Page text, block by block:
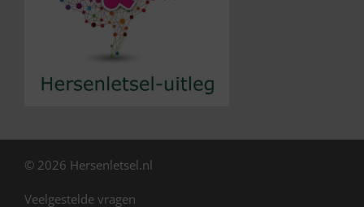
© 2026 Hersenletsel.nl
Veelgestelde vragen